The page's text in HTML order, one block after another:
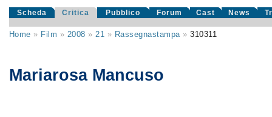
Scheda Critica Pubblico Forum Cast News
Home » Film » 2008 »21 » Rassegnastampa»310311
Mariarosa Mancuso